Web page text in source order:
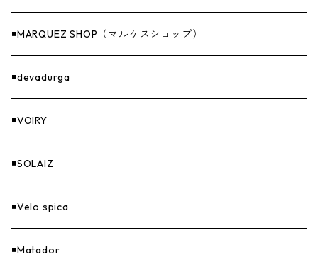
燃料
GOODS
◾️MARQUEZ SHOP（マルケスショップ）
◾️devadurga
◾️VOIRY
◾️SOLAIZ
◾️Velo spica
◾️Matador